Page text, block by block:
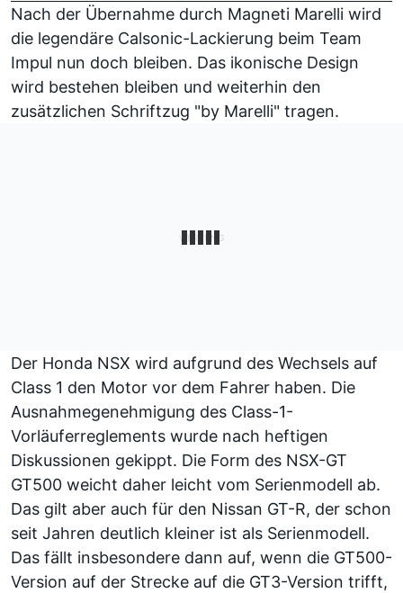
Nach der Übernahme durch Magneti Marelli wird
die legendäre Calsonic-Lackierung beim Team
Impul nun doch bleiben. Das ikonische Design
wird bestehen bleiben und weiterhin den
zusätzlichen Schriftzug "by Marelli" tragen.
Der Honda NSX wird aufgrund des Wechsels auf
Class 1 den Motor vor dem Fahrer haben. Die
Ausnahmegenehmigung des Class-1-
Vorläuferreglements wurde nach heftigen
Diskussionen gekippt. Die Form des NSX-GT
GT500 weicht daher leicht vom Serienmodell ab.
Das gilt aber auch für den Nissan GT-R, der schon
seit Jahren deutlich kleiner ist als Serienmodell.
Das fällt insbesondere dann auf, wenn die GT500-
Version auf der Strecke auf die GT3-Version trifft,